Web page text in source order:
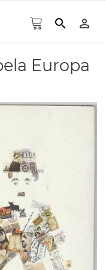
search person_outline
Europa